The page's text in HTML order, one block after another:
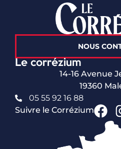
NOUS
Le corrézium
14-16 Avenue
19360
05 55 92 16 88
Suivre le Corrézium